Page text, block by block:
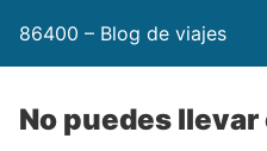
86400 – Blog de viajes
No puedes